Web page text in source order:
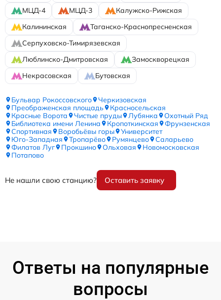
МЦД-4
МЦД-3
Калужско-Рижская
Калининская
Таганско-Краснопресненская
Серпуховско-Тимирязевская
Люблинско-Дмитровская
Замоскворецкая
Некрасовская
Бутовская
Бульвар Рокоссовского
Черкизовская
Преображенская площадь
Красносельская
Красные Ворота
Чистые пруды Лубянка
Охотный Ряд
Библиотека имени Ленина
Кропоткинская
Фрунзенская
Спортивная
Воробьёвы горы
Университет
Юго-Западная
Тропарёво Румянцево
Саларьево
Филатов Луг
Прокшино Ольховая
Новомосковская
Потапово
Не нашли свою станцию? Оставить заявку
Ответы на популярные
вопросы